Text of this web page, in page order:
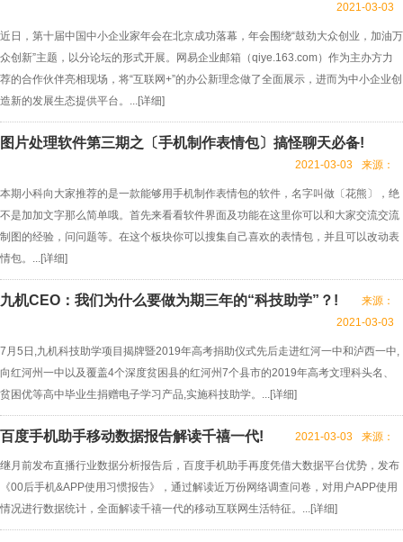
2021-03-03
近日，第十届中国中小企业家年会在北京成功落幕，年会围绕“鼓劲大众创业，加油万
众创新”主题，以分论坛的形式开展。网易企业邮箱（qiye.163.com）作为主办方力
荐的合作伙伴亮相现场，将“互联网+”的办公新理念做了全面展示，进而为中小企业创
造新的发展生态提供平台。...[详细]
图片处理软件第三期之〔手机制作表情包〕搞怪聊天必备!
来源：
2021-03-03
本期小科向大家推荐的是一款能够用手机制作表情包的软件，名字叫做〔花熊〕，绝
不是加加文字那么简单哦。首先来看看软件界面及功能在这里你可以和大家交流交流
制图的经验，问问题等。在这个板块你可以搜集自己喜欢的表情包，并且可以改动表
情包。...[详细]
九机CEO：我们为什么要做为期三年的“科技助学”？!
来源：
2021-03-03
7月5日,九机科技助学项目揭牌暨2019年高考捐助仪式先后走进红河一中和泸西一中,
向红河州一中以及覆盖4个深度贫困县的红河州7个县市的2019年高考文理科头名、
贫困优等高中毕业生捐赠电子学习产品,实施科技助学。...[详细]
百度手机助手移动数据报告解读千禧一代! 来源：
2021-03-03
继月前发布直播行业数据分析报告后，百度手机助手再度凭借大数据平台优势，发布
《00后手机&APP使用习惯报告》，通过解读近万份网络调查问卷，对用户APP使用
情况进行数据统计，全面解读千禧一代的移动互联网生活特征。...[详细]